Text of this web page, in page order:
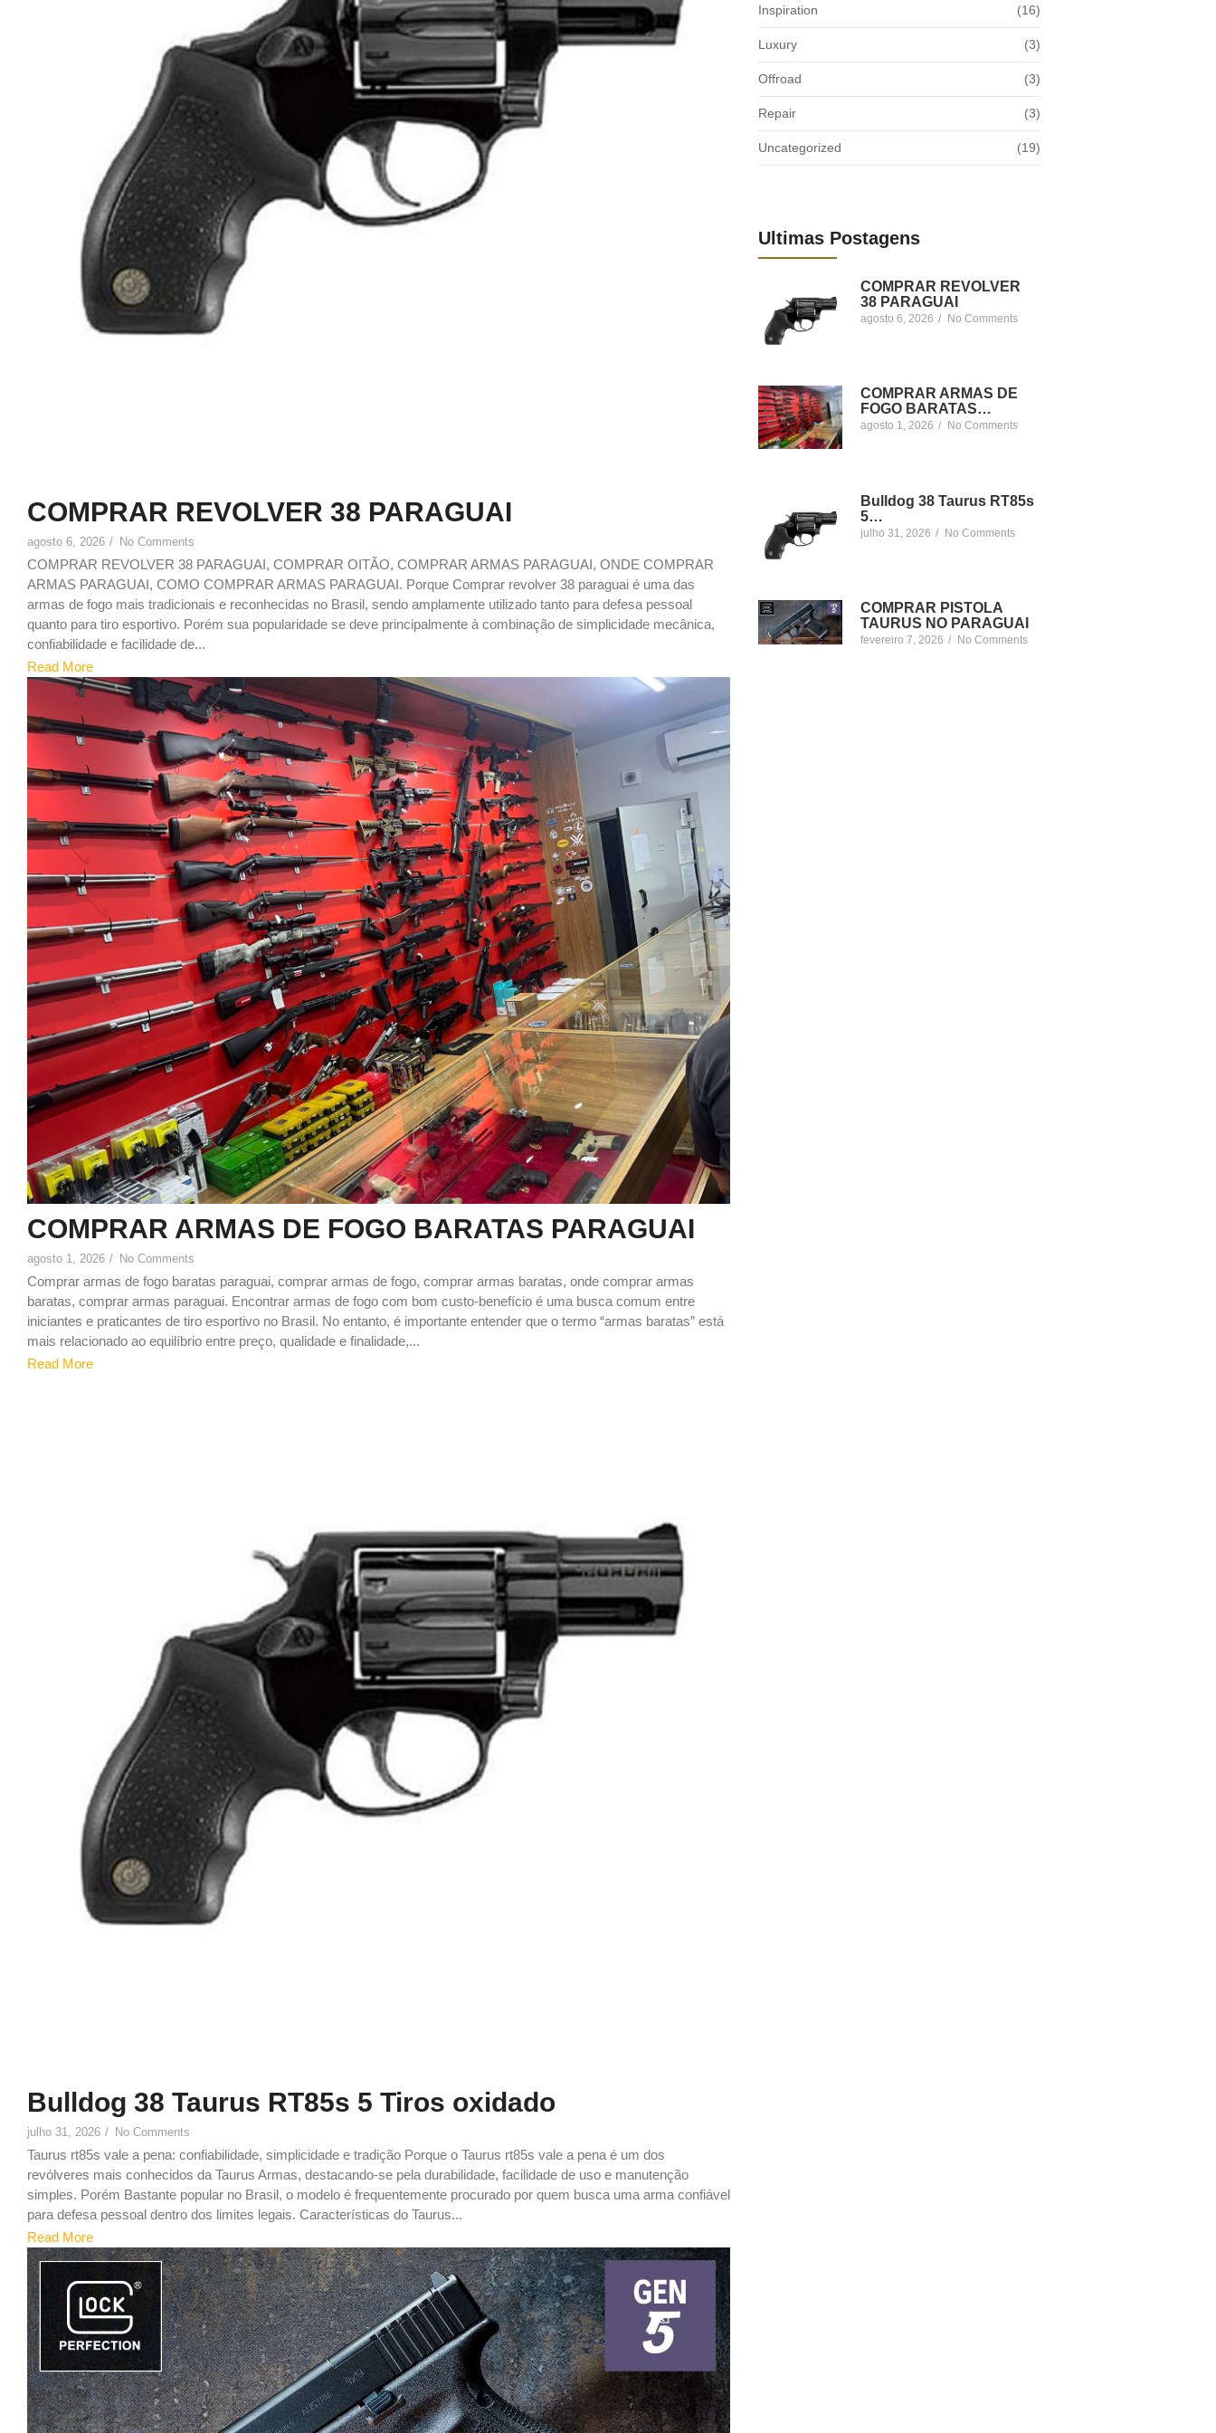
COMPRAR REVOLVER 38 PARAGUAI
agosto 6, 2026 / No Comments
COMPRAR REVOLVER 38 PARAGUAI, COMPRAR OITÃO, COMPRAR ARMAS PARAGUAI, ONDE COMPRAR
ARMAS PARAGUAI, COMO COMPRAR ARMAS PARAGUAI. Porque Comprar revolver 38 paraguai é uma das
armas de fogo mais tradicionais e reconhecidas no Brasil, sendo amplamente utilizado tanto para defesa pessoal
quanto para tiro esportivo. Porém sua popularidade se deve principalmente à combinação de simplicidade mecânica,
confiabilidade e facilidade de...
Read More
COMPRAR ARMAS DE FOGO BARATAS PARAGUAI
agosto 1, 2026 / No Comments
Comprar armas de fogo baratas paraguai, comprar armas de fogo, comprar armas baratas, onde comprar armas
baratas, comprar armas paraguai. Encontrar armas de fogo com bom custo-benefício é uma busca comum entre
iniciantes e praticantes de tiro esportivo no Brasil. No entanto, é importante entender que o termo “armas baratas” está
mais relacionado ao equilíbrio entre preço, qualidade e finalidade,...
Read More
Bulldog 38 Taurus RT85s 5 Tiros oxidado
julho 31, 2026 / No Comments
Taurus rt85s vale a pena: confiabilidade, simplicidade e tradição Porque o Taurus rt85s vale a pena é um dos
revólveres mais conhecidos da Taurus Armas, destacando-se pela durabilidade, facilidade de uso e manutenção
simples. Porém Bastante popular no Brasil, o modelo é frequentemente procurado por quem busca uma arma confiável
para defesa pessoal dentro dos limites legais. Características do Taurus...
Read More
9
Inspiration (16)
Luxury (3)
Offroad (3)
Repair (3)
Uncategorized (19)
Ultimas Postagens
COMPRAR REVOLVER
38 PARAGUAI
agosto 6, 2026 / No Comments
COMPRAR ARMAS DE
FOGO BARATAS…
agosto 1, 2026 / No Comments
Bulldog 38 Taurus RT85s
5…
julho 31, 2026 / No Comments
COMPRAR PISTOLA
TAURUS NO PARAGUAI
fevereiro 7, 2026 / No Comments